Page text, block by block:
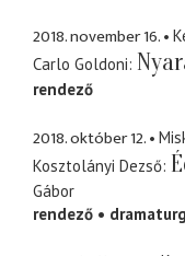
2018. november 16.
Carlo Goldoni
rendező
2018. október 12.
Kosztolányi Dezső
Gábor
rendező
dramaturg